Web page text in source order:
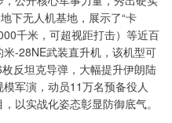
下无人机基地，展示了“卡
千米，可超视距打击）等近百
-28NE武装直升机，该机型可
反坦克导弹，大幅提升伊朗陆
军演，动员11万名预备役人
以实战化姿态彰显防御底气。